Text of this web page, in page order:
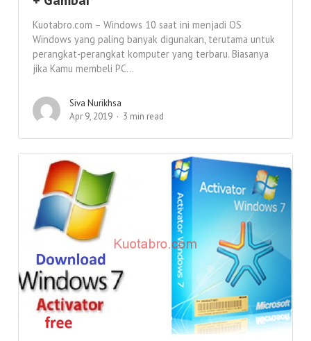
Kuotabro.com – Windows 10 saat ini menjadi OS
Windows yang paling banyak digunakan, terutama untuk
perangkat-perangkat komputer yang terbaru. Biasanya
jika Kamu membeli PC...
Siva Nurikhsa
Apr 9, 2019
3 min read